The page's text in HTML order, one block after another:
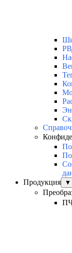
Продукция
▼